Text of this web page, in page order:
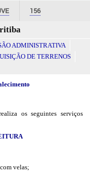
156
ADMINISTRATIVA
DE TERRENOS
os seguintes serviços
velas;